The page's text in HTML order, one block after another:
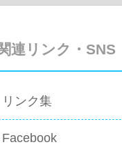
連リンク・SNS
リンク集
Facebook